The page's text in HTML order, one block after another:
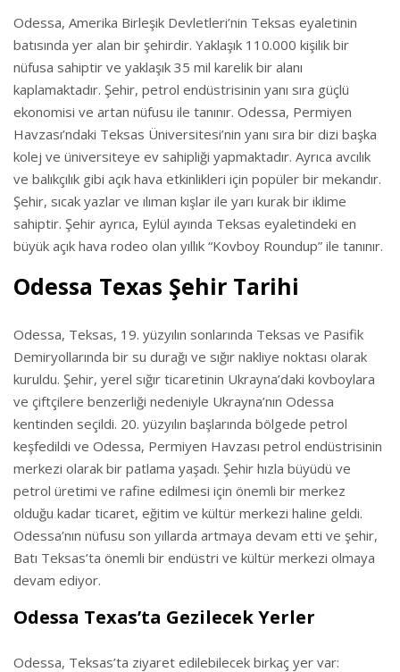
Odessa, Amerika Birleşik Devletleri’nin Teksas eyaletinin
batısında yer alan bir şehirdir. Yaklaşık 110.000 kişilik bir
nüfusa sahiptir ve yaklaşık 35 mil karelik bir alanı
kaplamaktadır. Şehir, petrol endüstrisinin yanı sıra güçlü
ekonomisi ve artan nüfusu ile tanınır. Odessa, Permiyen
Havzası’ndaki Teksas Üniversitesi’nin yanı sıra bir dizi başka
kolej ve üniversiteye ev sahipliği yapmaktadır. Ayrıca avcılık
ve balıkçılık gibi açık hava etkinlikleri için popüler bir mekandır.
Şehir, sıcak yazlar ve ılıman kışlar ile yarı kurak bir iklime
sahiptir. Şehir ayrıca, Eylül ayında Teksas eyaletindeki en
büyük açık hava rodeo olan yıllık “Kovboy Roundup” ile tanınır.
Odessa Texas Şehir Tarihi
Odessa, Teksas, 19. yüzyılın sonlarında Teksas ve Pasifik
Demiryollarında bir su durağı ve sığır nakliye noktası olarak
kuruldu. Şehir, yerel sığır ticaretinin Ukrayna’daki kovboylara
ve çiftçilere benzerliği nedeniyle Ukrayna’nın Odessa
kentinden seçildi. 20. yüzyılın başlarında bölgede petrol
keşfedildi ve Odessa, Permiyen Havzası petrol endüstrisinin
merkezi olarak bir patlama yaşadı. Şehir hızla büyüdü ve
petrol üretimi ve rafine edilmesi için önemli bir merkez
olduğu kadar ticaret, eğitim ve kültür merkezi haline geldi.
Odessa’nın nüfusu son yıllarda artmaya devam etti ve şehir,
Batı Teksas’ta önemli bir endüstri ve kültür merkezi olmaya
devam ediyor.
Odessa Texas’ta Gezilecek Yerler
Odessa, Teksas’ta ziyaret edilebilecek birkaç yer var: